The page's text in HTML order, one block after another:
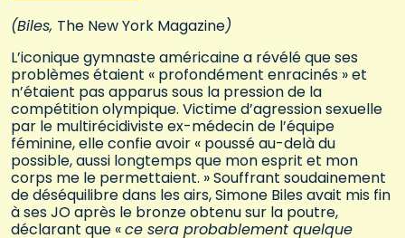
(Biles, The New York Magazine)
L’iconique gymnaste américaine a révélé que ses
problèmes étaient « profondément enracinés » et
n’étaient pas apparus sous la pression de la
compétition olympique. Victime d’agression sexuelle
par le multirécidiviste ex-médecin de l’équipe
féminine, elle confie avoir « poussé au-delà du
possible, aussi longtemps que mon esprit et mon
corps me le permettaient. » Souffrant soudainement
de déséquilibre dans les airs, Simone Biles avait mis fin
à ses JO après le bronze obtenu sur la poutre,
déclarant que «ce sera probablement quelque